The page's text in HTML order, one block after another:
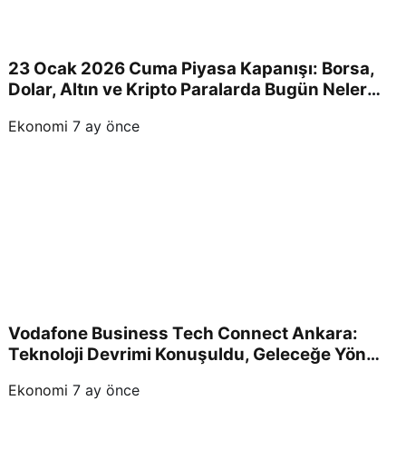
23 Ocak 2026 Cuma Piyasa Kapanışı: Borsa,
Dolar, Altın ve Kripto Paralarda Bugün Neler
Ekonomi 7 ay önce
Vodafone Business Tech Connect Ankara:
Teknoloji Devrimi Konuşuldu, Geleceğe Yön
Ekonomi 7 ay önce